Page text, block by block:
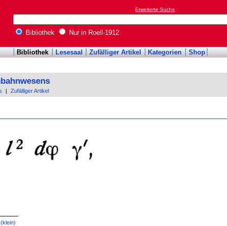
Erweiterte Suche
Bibliothek Nur in Roell-1912
Bibliothek Lesesaal Zufälliger Artikel Kategorien Shop
Zufälliger Artikel
(klein)